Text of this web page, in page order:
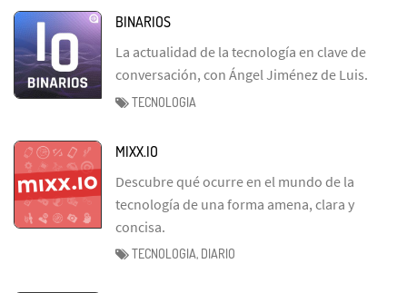
BINARIOS
La actualidad de la tecnología en clave de
conversación, con Ángel Jiménez de Luis.
TECNOLOGIA
MIXX.IO
Descubre qué ocurre en el mundo de la
tecnología de una forma amena, clara y
concisa.
TECNOLOGIA, DIARIO